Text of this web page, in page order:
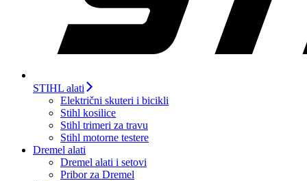
STIHL alati
Električni skuteri i bicikli
Stihl kosilice
Stihl trimeri za travu
Stihl motorne testere
Dremel alati
Dremel alati i setovi
Pribor za Dremel